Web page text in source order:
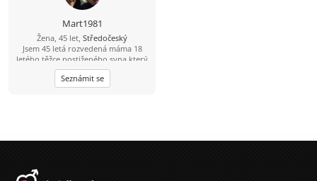
Mart1981
Žena, 45 let, Středočeský
Jsem 45 letá rozvedená máma 18
letého těžce postiženého syna,který
vyžaduje 24hod.péči. Ale každých 14
dní si na celý víkend bere syna
bývalý manžel(otec syna) a tak bych
měl rád děti.
Seznámit se